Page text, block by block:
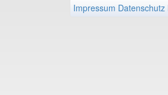
Impressum Datenschutz